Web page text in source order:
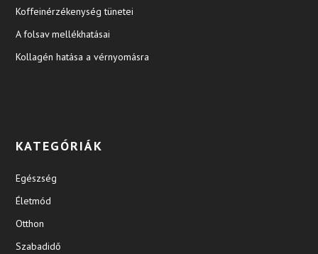
Koffeinérzékenység tünetei
A folsav mellékhatásai
Kollagén hatása a vérnyomásra
KATEGÓRIÁK
Egészség
Életmód
Otthon
Szabadidő